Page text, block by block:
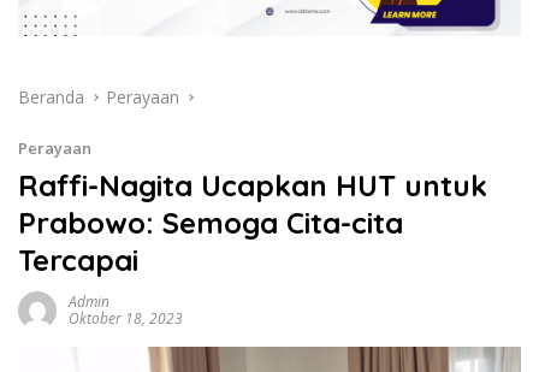
Beranda Perayaan
Perayaan
Raffi-Nagita Ucapkan HUT untuk
Prabowo: Semoga Cita-cita
Tercapai
Admin
Oktober 18, 2023